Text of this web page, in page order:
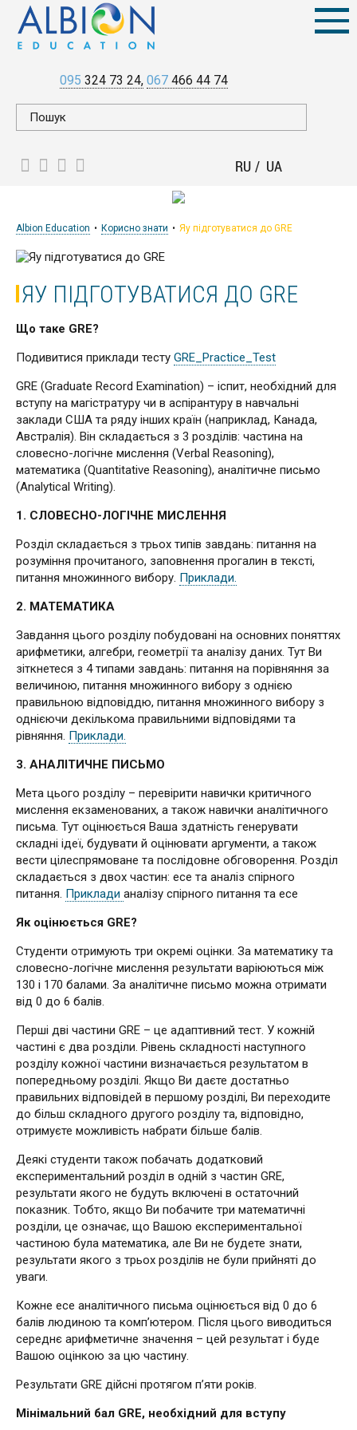
095 324 73 24 067 466 44 74
RU UA
Albion Education Корисно знати Яу підготуватися до GRE
ЯУ ПІДГОТУВАТИСЯ ДО GRE
Що таке GRE?
Подивитися приклади тесту GRE_Practice_Test
GRE (Graduate Record Examination) – іспит, необхідний для
вступу на магістратуру чи в аспірантуру в навчальні
заклади США та ряду інших країн (наприклад, Канада,
Австралія). Він складається з 3 розділів: частина на
словесно-логічне мислення (Verbal Reasoning),
математика (Quantitative Reasoning), аналітичне письмо
(Analytical Writing).
1. СЛОВЕСНО-ЛОГІЧНЕ МИСЛЕННЯ
Розділ складається з трьох типів завдань: питання на
розуміння прочитаного, заповнення прогалин в тексті,
питання множинного вибору. Приклади.
2. МАТЕМАТИКА
Завдання цього розділу побудовані на основних поняттях
арифметики, алгебри, геометрії та аналізу даних. Тут Ви
зіткнетеся з 4 типами завдань: питання на порівняння за
величиною, питання множинного вибору з однією
правильною відповіддю, питання множинного вибору з
однієючи декількома правильними відповідями та
рівняння. Приклади.
3. АНАЛІТИЧНЕ ПИСЬМО
Мета цього розділу – перевірити навички критичного
мислення екзаменованих, а також навички аналітичного
письма. Тут оцінюється Ваша здатність генерувати
складні ідеї, будувати й оцінювати аргументи, а також
вести цілеспрямоване та послідовне обговорення. Розділ
складається з двох частин: есе та аналіз спірного
питання. Приклади аналізу спірного питання та есе
Як оцінюється GRE?
Студенти отримують три окремі оцінки. За математику та
словесно-логічне мислення результати варіюються між
130 і 170 балами. За аналітичне письмо можна отримати
від 0 до 6 балів.
Перші дві частини GRE – це адаптивний тест. У кожній
частині є два розділи. Рівень складності наступного
розділу кожної частини визначається результатом в
попередньому розділі. Якщо Ви даєте достатньо
правильних відповідей в першому розділі, Ви переходите
до більш складного другого розділу та, відповідно,
отримуєте можливість набрати більше балів.
Деякі студенти також побачать додатковий
експериментальний розділ в одній з частин GRE,
результати якого не будуть включені в остаточний
показник. Тобто, якщо Ви побачите три математичні
розділи, це означає, що Вашою експериментальної
частиною була математика, але Ви не будете знати,
результати якого з трьох розділів не були прийняті до
уваги.
Кожне есе аналітичного письма оцінюється від 0 до 6
балів людиною та комп’ютером. Після цього виводиться
середнє арифметичне значення – цей результат і буде
Вашою оцінкою за цю частину.
Результати GRE дійсні протягом п’яти років.
Мінімальний бал GRE, необхідний для вступу